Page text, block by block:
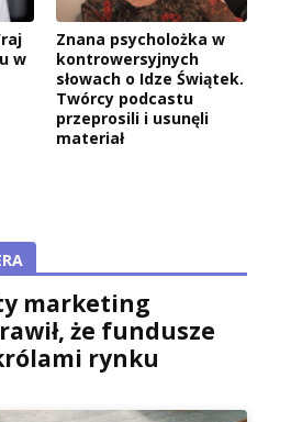
w
Znana psycholożka w
kontrowersyjnych
słowach o Idze Świątek.
Twórcy podcastu
przeprosili i usunęli
materiał
marketing
że fundusze
rynku